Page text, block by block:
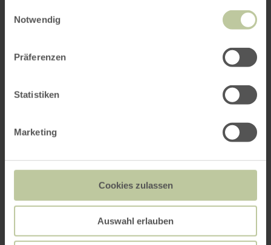
Notwendig
Präferenzen
Statistiken
Marketing
Cookies zulassen
Auswahl erlauben